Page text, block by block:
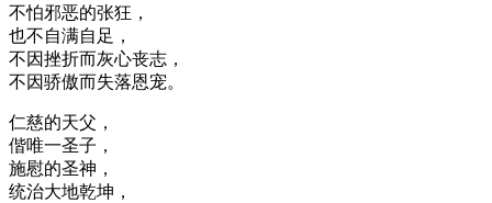
不怕邪恶的张狂，
也不自满自足，
不因挫折而灰心丧志，
不因骄傲而失落恩宠。
仁慈的天父，
偕唯一圣子，
施慰的圣神，
统治大地乾坤，